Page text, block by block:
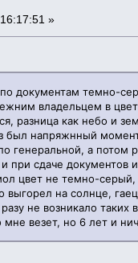
»
документам темно-
владельцем в
разница как небо и
был напряжнный
генеральной, а потом
при сдаче документов
цвет не темно-серый,
выгорел на солнце,
не возникало таких
везет, но 6 лет и